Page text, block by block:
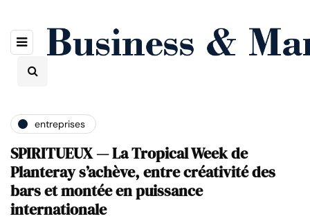
entreprises
SPIRITUEUX — La Tropical Week de
Planteray s’achève, entre créativité des
bars et montée en puissance
internationale